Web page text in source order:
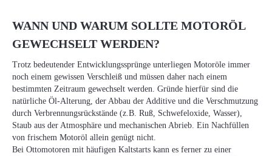
WANN UND WARUM SOLLTE MOTORÖL
GEWECHSELT WERDEN?
Trotz bedeutender Entwicklungssprünge unterliegen Motoröle immer
noch einem gewissen Verschleiß und müssen daher nach einem
bestimmten Zeitraum gewechselt werden. Gründe hierfür sind die
natürliche Öl-Alterung, der Abbau der Additive und die Verschmutzung
durch Verbrennungsrückstände (z.B. Ruß, Schwefeloxide, Wasser),
Staub aus der Atmosphäre und mechanischen Abrieb. Ein Nachfüllen
von frischem Motoröl allein genügt nicht.
Bei Ottomotoren mit häufigen Kaltstarts kann es ferner zu einer